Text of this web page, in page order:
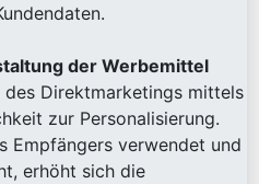
der Werbemittel
Direktmarketings mittels
zur Personalisierung.
Empfängers verwendet und
erhöht sich die